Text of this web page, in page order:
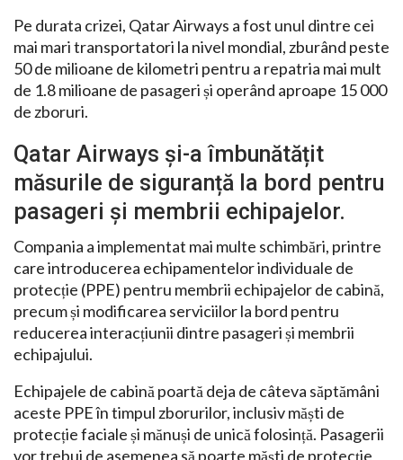
Pe durata crizei, Qatar Airways a fost unul dintre cei
mai mari transportatori la nivel mondial, zburând peste
50 de milioane de kilometri pentru a repatria mai mult
de 1.8 milioane de pasageri și operând aproape 15 000
de zboruri.
Qatar Airways și-a îmbunătățit
măsurile de siguranță la bord pentru
pasageri și membrii echipajelor.
Compania a implementat mai multe schimbări, printre
care introducerea echipamentelor individuale de
protecție (PPE) pentru membrii echipajelor de cabină,
precum și modificarea serviciilor la bord pentru
reducerea interacțiunii dintre pasageri și membrii
echipajului.
Echipajele de cabină poartă deja de câteva săptămâni
aceste PPE în timpul zborurilor, inclusiv măști de
protecție faciale și mănuși de unică folosință. Pasagerii
vor trebui de asemenea să poarte măști de protecție